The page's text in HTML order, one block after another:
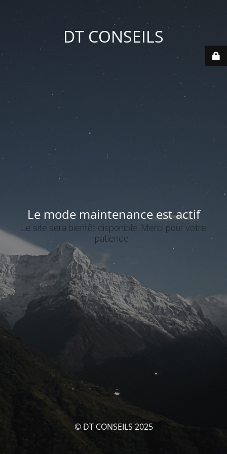
DT CONSEILS
Le mode maintenance est actif
Le site sera bientôt disponible. Merci pour votre
patience !
© DT CONSEILS 2025